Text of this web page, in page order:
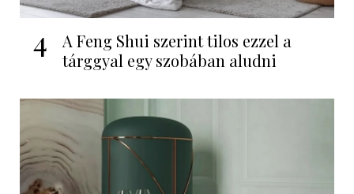
4
A Feng Shui szerint tilos ezzel a
tárggyal egy szobában aludni